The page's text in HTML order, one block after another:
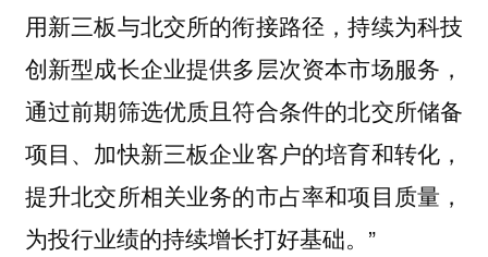
用新三板与北交所的衔接路径，持续为科技
创新型成长企业提供多层次资本市场服务，
通过前期筛选优质且符合条件的北交所储备
项目、加快新三板企业客户的培育和转化，
提升北交所相关业务的市占率和项目质量，
为投行业绩的持续增长打好基础。”